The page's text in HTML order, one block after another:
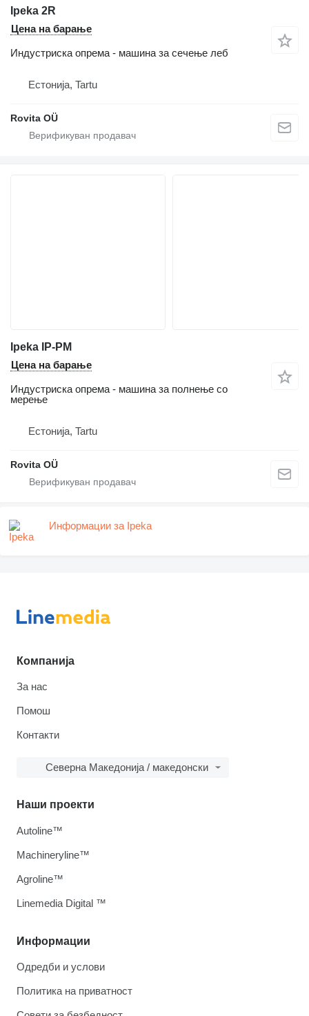
Ipeka 2R
Цена на барање
Индустриска опрема - машина за сечење леб
Естонија, Tartu
Rovita OÜ
Ipeka IP-PM
Цена на барање
Индустриска опрема - машина за полнење со
мерење
Естонија, Tartu
Rovita OÜ
Информации за Ipeka
Компанија
За нас
Помош
Контакти
Северна Македонија / македонски
Информации
Одредби и услови
Политика на приватност
Наши проекти
Autoline™
Machineryline™
Agroline™
Linemedia Digital ™